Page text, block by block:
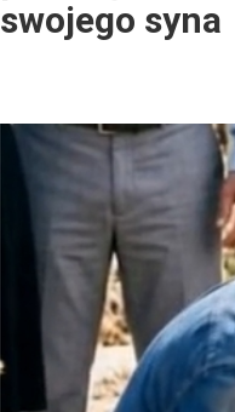
swojego syna